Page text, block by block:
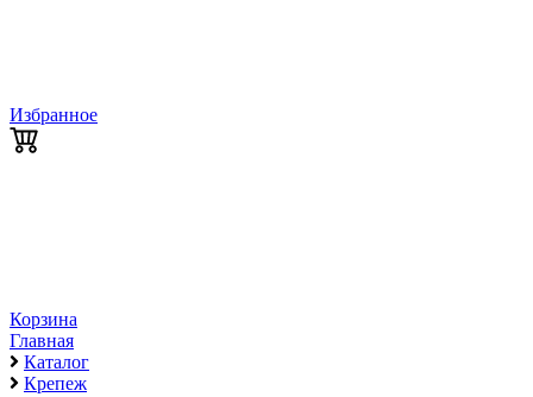
Избранное
Корзина
Главная
Каталог
Крепеж